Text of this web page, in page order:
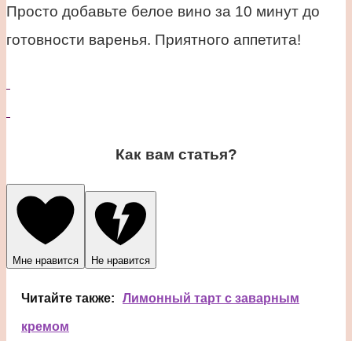
Просто добавьте белое вино за 10 минут до
готовности варенья. Приятного аппетита!
Как вам статья?
Мне нравится Не нравится
Читайте также: Лимонный тарт с заварным
кремом